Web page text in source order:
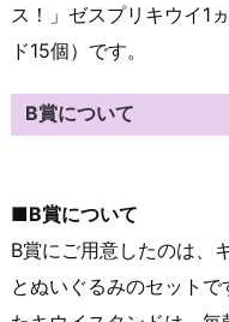
ス！」ゼスプリキウイ1
ド15個）です。
B賞について
■B賞について
B賞にご用意したのは、
とぬいぐるみのセット